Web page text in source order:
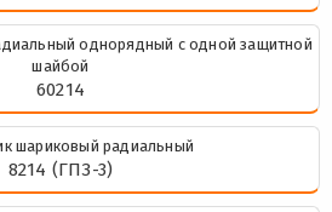
однорядный с одной защитной
шайбой
60214
шариковый радиальный
8214 (ГПЗ-3)